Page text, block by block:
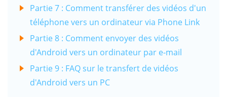
Partie 7 : Comment transférer des vidéos d'un
téléphone vers un ordinateur via Phone Link
Partie 8 : Comment envoyer des vidéos
d'Android vers un ordinateur par e-mail
Partie 9 : FAQ sur le transfert de vidéos
d'Android vers un PC